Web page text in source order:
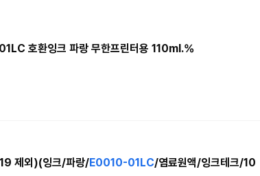
호환잉크 파랑 무한프린터용 110ml.%
제외)(잉크/파랑/E0010-01LC/염료원액/잉크테크/10